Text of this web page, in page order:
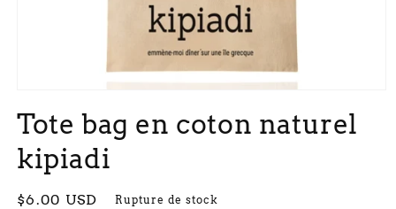
média
dans
une
fenêtre
Tote bag en coton naturel
kipiadi
Prix
$6.00 USD Rupture de stock